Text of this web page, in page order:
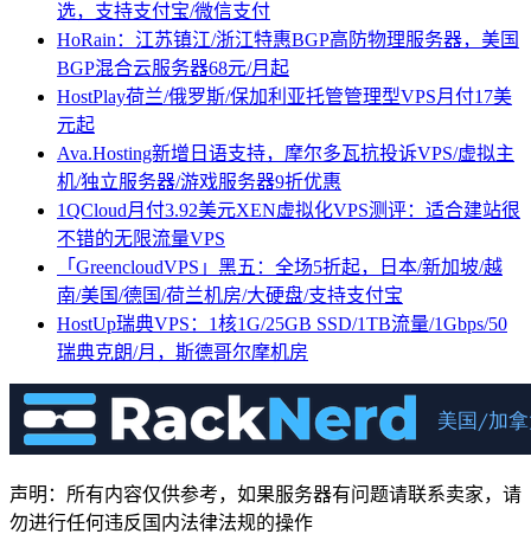
选，支持支付宝/微信支付
HoRain：江苏镇江/浙江特惠BGP高防物理服务器，美国
BGP混合云服务器68元/月起
HostPlay荷兰/俄罗斯/保加利亚托管管理型VPS月付17美
元起
Ava.Hosting新增日语支持，摩尔多瓦抗投诉VPS/虚拟主
机/独立服务器/游戏服务器9折优惠
1QCloud月付3.92美元XEN虚拟化VPS测评：适合建站很
不错的无限流量VPS
「GreencloudVPS」黑五：全场5折起，日本/新加坡/越
南/美国/德国/荷兰机房/大硬盘/支持支付宝
HostUp瑞典VPS：1核1G/25GB SSD/1TB流量/1Gbps/50
瑞典克朗/月，斯德哥尔摩机房
声明：所有内容仅供参考，如果服务器有问题请联系卖家，请
勿进行任何违反国内法律法规的操作